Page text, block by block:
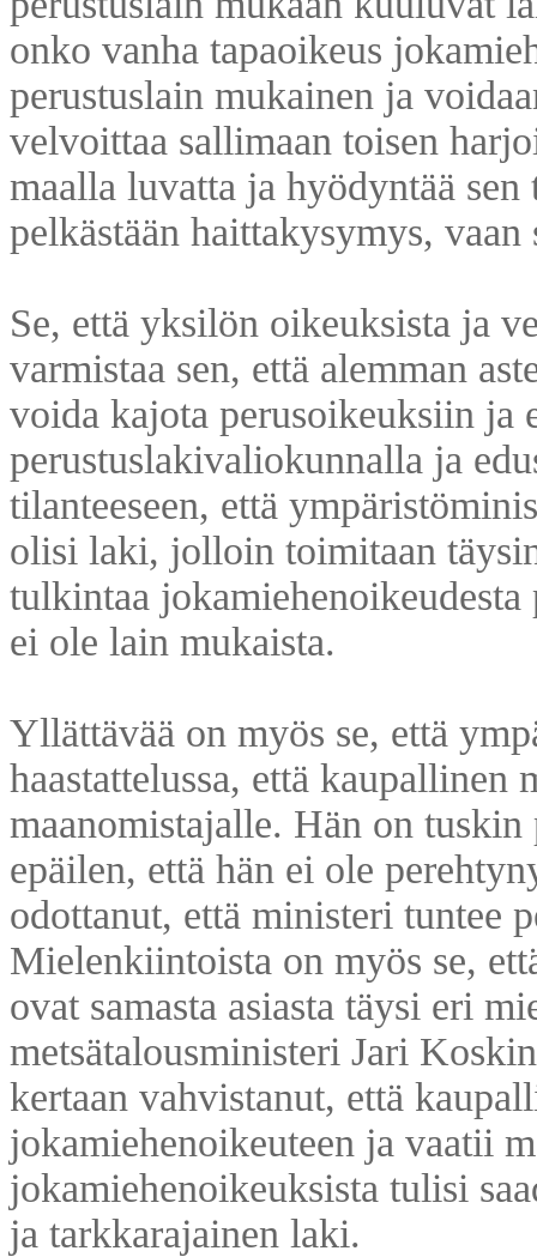
onko vanha tapaoikeus
perustuslain mukainen ja
velvoittaa sallimaan toisen
maalla luvatta ja hyödyntää
pelkästään haittakysymys,
Se, että yksilön oikeuksista ja
varmistaa sen, että alemman
voida kajota perusoikeuksiin ja
perustuslakivaliokunnalla ja
tilanteeseen, että
olisi laki, jolloin toimitaan
tulkintaa jokamiehenoikeudesta
ei ole lain mukaista.
Yllättävää on myös se, että
haastattelussa, että kaupallinen
maanomistajalle. Hän on
epäilen, että hän ei ole
odottanut, että ministeri tuntee
Mielenkiintoista on myös se,
ovat samasta asiasta täysi eri
metsätalousministeri Jari
kertaan vahvistanut, että
jokamiehenoikeuteen ja vaatii
jokamiehenoikeuksista tulisi
ja tarkkarajainen laki.